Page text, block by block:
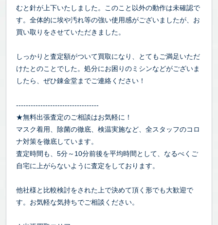
むと針が上下いたしました。このこと以外の動作は未確認で
す。全体的に埃や汚れ等の強い使用感がございましたが、お
買い取りをさせていただきました。
しっかりと査定額がついて買取になり、とてもご満足いただ
けたとのことでした。処分にお困りのミシンなどがございま
したら、ぜひ錬金堂までご連絡ください！
----------------------------------
★無料出張査定のご相談はお気軽に！
マスク着用、除菌の徹底、検温実施など、全スタッフのコロ
ナ対策を徹底しています。
査定時間も、5分～10分前後を平均時間として、なるべくご
自宅に上がらないように査定をしております。
他社様と比較検討をされた上で決めて頂く形でも大歓迎で
す。お気軽な気持ちでご相談ください。